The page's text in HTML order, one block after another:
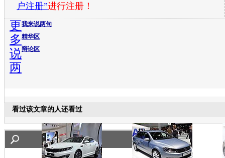
户注册”进行注册！
我来说两句
精华区
辩论区
更
多
说
两
看过该文章的人还看过